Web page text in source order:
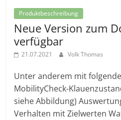
Produktbeschreibung
Neue Version zum
verfügbar
21.07.2021 Volk Thomas
Unter anderem mit
MobilityCheck-
siehe Abbildung)
Verhalten mit Zielwerten